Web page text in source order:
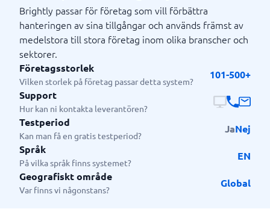
Brightly passar för företag som vill förbättra
hanteringen av sina tillgångar och används främst av
medelstora till stora företag inom olika branscher och
sektorer.
Företagsstorlek
Vilken storlek på företag passar detta system?
101-500+
Support
Hur kan ni kontakta leverantören?
Testperiod
Kan man få en gratis testperiod?
JaNej
Språk
På vilka språk finns systemet?
EN
Geografiskt område
Var finns vi någonstans?
Global